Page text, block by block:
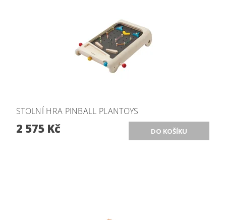
STOLNÍ HRA PINBALL PLANTOYS
2 575 Kč